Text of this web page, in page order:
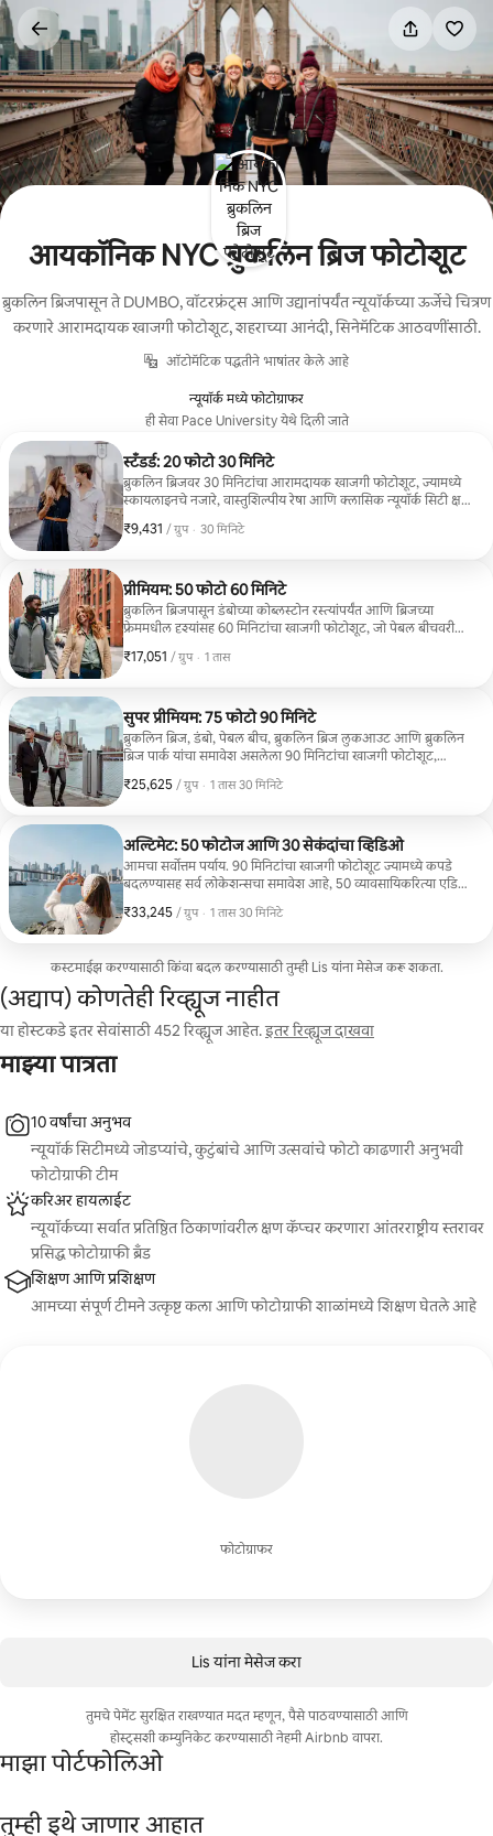
कंटेंटवर
जा
आयकॉनिक NYC ब्रुकलिन ब्रिज फोटोशूट
ब्रुकलिन ब्रिजपासून ते DUMBO, वॉटरफ्रंट्स आणि उद्यानांपर्यंत न्यूयॉर्कच्या ऊर्जेचे चित्रण
करणारे आरामदायक खाजगी फोटोशूट, शहराच्या आनंदी, सिनेमॅटिक आठवणींसाठी.
ऑटोमॅटिक पद्धतीने भाषांतर केले आहे
न्यूयॉर्क मध्ये फोटोग्राफर
ही सेवा Pace University येथे दिली जाते
स्टॅंडर्ड: 20 फोटो 30 मिनिटे
ब्रुकलिन ब्रिजवर 30 मिनिटांचा आरामदायक खाजगी फोटोशूट, ज्यामध्ये
स्कायलाइनचे नजारे, वास्तुशिल्पीय रेषा आणि क्लासिक न्यूयॉर्क सिटी क्षण
करणाऱ्यांसाठी किंवा 20 सुंदरपणे एडिट केलेले फोटो हवे असलेल्या
₹9,431 / ग्रुप
₹9,431, प्रति ग्रुप
, · 30 मिनिटे
प्रीमियम: 50 फोटो 60 मिनिटे
ब्रुकलिन ब्रिजपासून डंबोच्या कोब्लस्टोन रस्त्यांपर्यंत आणि ब्रिजच्या
फ्रेममधील दृश्यांसह 60 मिनिटांचा खाजगी फोटोशूट, जो पेबल बीचवरील
संपूर्ण अनुभव घेऊ इच्छिणाऱ्या जोडप्यांसाठी किंवा कुटुंबांसाठी आदर्श.
₹17,051 / ग्रुप
₹17,051, प्रति ग्रुप
, · 1 तास
सुपर प्रीमियम: 75 फोटो 90 मिनिटे
ब्रुकलिन ब्रिज, डंबो, पेबल बीच, ब्रुकलिन ब्रिज लुकआउट आणि ब्रुकलिन
ब्रिज पार्क यांचा समावेश असलेला 90 मिनिटांचा खाजगी फोटोशूट,
वेग आणि व्यावसायिकरित्या एडिट केलेले 75 फोटोज हवे असलेल्या
₹25,625 / ग्रुप
₹25,625, प्रति ग्रुप
, · 1 तास 30 मिनिटे
अल्टिमेट: 50 फोटोज आणि 30 सेकंदांचा व्हिडिओ
आमचा सर्वोत्तम पर्याय. 90 मिनिटांचा खाजगी फोटोशूट ज्यामध्ये कपडे
बदलण्यासह सर्व लोकेशन्सचा समावेश आहे, 50 व्यावसायिकरित्या एडिट
शेअर करण्यासाठी योग्य असा 30 सेकंदांचा एडिट केलेला व्हिडिओ रील.
₹33,245 / ग्रुप
₹33,245, प्रति ग्रुप
, · 1 तास 30 मिनिटे
कस्टमाईझ करण्यासाठी किंवा बदल करण्यासाठी तुम्ही Lis यांना मेसेज करू शकता.
(अद्याप) कोणतेही रिव्ह्यूज नाहीत
या होस्टकडे इतर सेवांसाठी 452 रिव्ह्यूज आहेत.इतर रिव्ह्यूज दाखवा
माझ्या पात्रता
फोटोग्राफर
10 वर्षांचा अनुभव
न्यूयॉर्क सिटीमध्ये जोडप्यांचे, कुटुंबांचे आणि उत्सवांचे फोटो काढणारी अनुभवी
फोटोग्राफी टीम
करिअर हायलाईट
न्यूयॉर्कच्या सर्वात प्रतिष्ठित ठिकाणांवरील क्षण कॅप्चर करणारा आंतरराष्ट्रीय स्तरावर
प्रसिद्ध फोटोग्राफी ब्रँड
शिक्षण आणि प्रशिक्षण
आमच्या संपूर्ण टीमने उत्कृष्ट कला आणि फोटोग्राफी शाळांमध्ये शिक्षण घेतले आहे
Lis यांना मेसेज करा
तुमचे पेमेंट सुरक्षित राखण्यात मदत म्हणून, पैसे पाठवण्यासाठी आणि
होस्ट्सशी कम्युनिकेट करण्यासाठी नेहमी Airbnb वापरा.
माझा पोर्टफोलिओ
तुम्ही इथे जाणार आहात